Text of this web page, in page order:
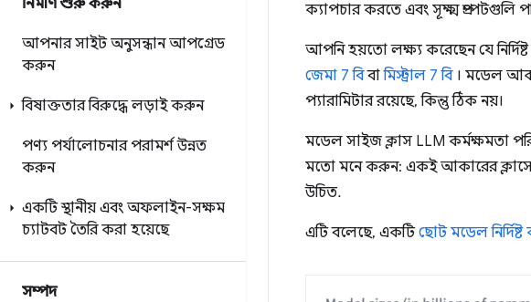
নির্মাণ শুরু করুন
আপনার সাইট অনুসন্ধান আপগ্রেড
করুন
বিষাক্ততার বিরুদ্ধে লড়াই করুন
পণ্য পর্যালোচনার পরামর্শ উন্নত
করুন
একটি স্থানীয় এবং অফলাইন-সক্ষম
চ্যাটবট তৈরি করা হয়েছে
সম্পদ
ক্যাপচার করতে এবং সূক্ষ্ম প্রম্পটগুলি
আপনি হয়তো লক্ষ্য করেছেন যে
জেমা 7 বিবামিস্ট্রাল 7 বি। মডেল
প্যারামিটার রয়েছে, কিন্তু ঠিক নয়।
মডেল সাইজ ক্লাস LLM কর্মক্ষমতা
মতো মনে করুন: একই আকারের
উচিত.
এটি বলেছে, একটিছোট মডেল